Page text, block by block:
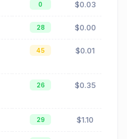
0 $0.03
28 $0.00
45 $0.01
26 $0.35
29 $1.10